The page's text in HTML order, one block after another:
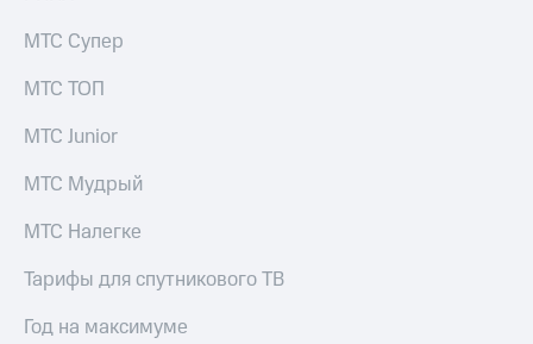
МТС Супер
МТС ТОП
МТС Junior
МТС Мудрый
МТС Налегке
Тарифы для спутникового ТВ
Год на максимуме